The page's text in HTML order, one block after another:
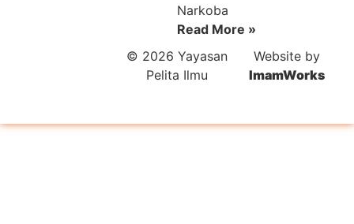
Narkoba
Read More »
© 2026 Yayasan
Pelita Ilmu
Website by
ImamWorks